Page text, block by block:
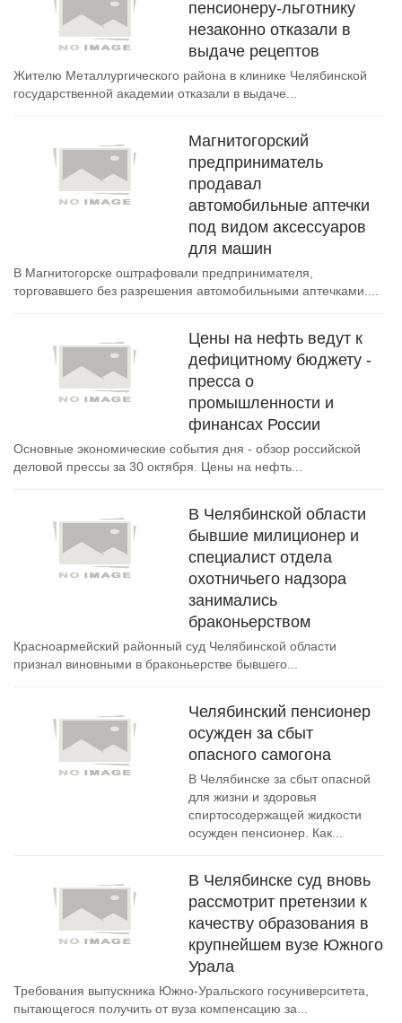
пенсионеру-льготнику
незаконно отказали в
выдаче рецептов
Жителю Металлургического района в клинике Челябинской
государственной академии отказали в выдаче...
Магнитогорский
предприниматель
продавал
автомобильные аптечки
под видом аксессуаров
для машин
В Магнитогорске оштрафовали предпринимателя,
торговавшего без разрешения автомобильными аптечками....
Цены на нефть ведут к
дефицитному бюджету -
пресса о
промышленности и
финансах России
Основные экономические события дня - обзор российской
деловой прессы за 30 октября. Цены на нефть...
В Челябинской области
бывшие милиционер и
специалист отдела
охотничьего надзора
занимались
браконьерством
Красноармейский районный суд Челябинской области
признал виновными в браконьерстве бывшего...
Челябинский пенсионер
осужден за сбыт
опасного самогона
В Челябинске за сбыт опасной
для жизни и здоровья
спиртосодержащей жидкости
осужден пенсионер. Как...
В Челябинске суд вновь
рассмотрит претензии к
качеству образования в
крупнейшем вузе Южного
Урала
Требования выпускника Южно-Уральского госуниверситета,
пытающегося получить от вуза компенсацию за...